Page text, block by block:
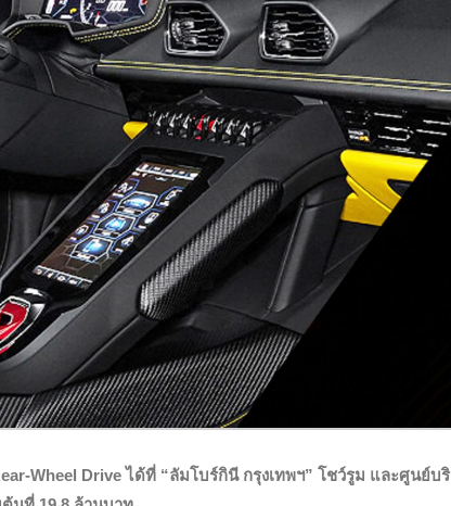
Wheel Drive ได้ที่ “ลัมโบร์กินี กรุงเทพฯ” โชว์รูม และศูนย์บ